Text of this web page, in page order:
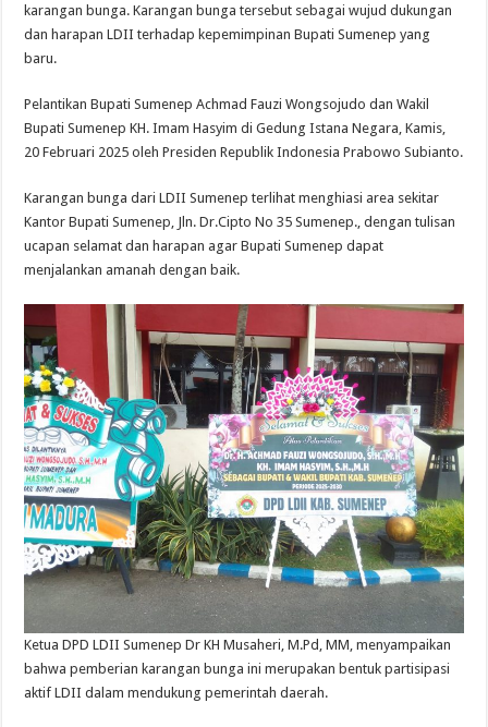
karangan bunga. Karangan bunga tersebut sebagai wujud dukungan
dan harapan LDII terhadap kepemimpinan Bupati Sumenep yang
baru.
Pelantikan Bupati Sumenep Achmad Fauzi Wongsojudo dan Wakil
Bupati Sumenep KH. Imam Hasyim di Gedung Istana Negara, Kamis,
20 Februari 2025 oleh Presiden Republik Indonesia Prabowo Subianto.
Karangan bunga dari LDII Sumenep terlihat menghiasi area sekitar
Kantor Bupati Sumenep, Jln. Dr.Cipto No 35 Sumenep., dengan tulisan
ucapan selamat dan harapan agar Bupati Sumenep dapat
menjalankan amanah dengan baik.
Ketua DPD LDII Sumenep Dr KH Musaheri, M.Pd, MM, menyampaikan
bahwa pemberian karangan bunga ini merupakan bentuk partisipasi
aktif LDII dalam mendukung pemerintah daerah.